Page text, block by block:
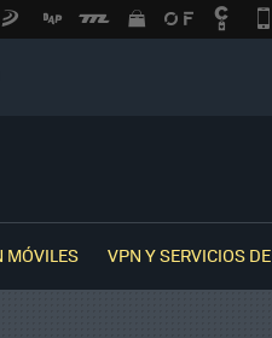
MÓVILES VPN Y SERVICIOS